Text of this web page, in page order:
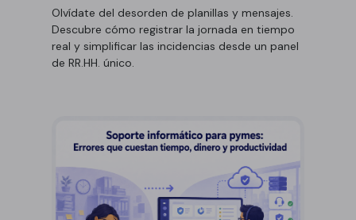
Olvídate del desorden de planillas y mensajes.
Descubre cómo registrar la jornada en tiempo
real y simplificar las incidencias desde un panel
de RR.HH. único.